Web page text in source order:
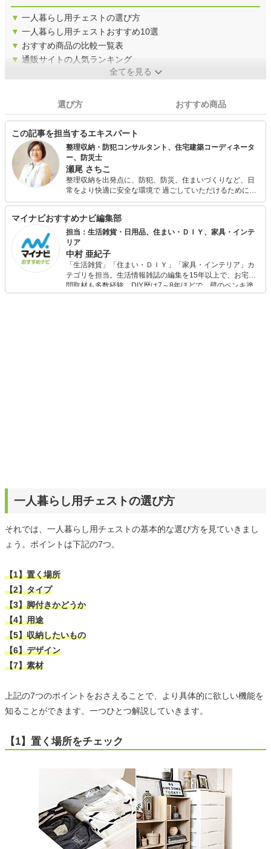
▼ 一人暮らし用チェストの選び方
▼ 一人暮らし用チェストおすすめ10選
▼ おすすめ商品の比較一覧表
▼ 通販サイトの人気ランキング
全てを見る
選び方 おすすめ商品
この記事を担当するエキスパート
整理収納・防犯コンサルタント、住宅建築コーディネータ
ー、防災士
瀬尾 さちこ
整理収納を出発点に、防犯、防災、住まいづくりなど、日
常をより快適に安全な環境で 過ごしていただけるために、
一般家庭から企業までのコンサルティング業務やメディア
治見市のコミュニティエフエムで、ラジオパーソナリティ
としても活動。
マイナビおすすめナビ編集部
担当：生活雑貨・日用品、住まい・ＤＩＹ、家具・インテ
リア
中村 亜紀子
「生活雑貨」「住まい・ＤＩＹ」「家具・インテリア」カ
テゴリを担当。生活情報雑誌の編集を15年以上で、お宅訪
問取材も多数経験。DIY歴は7～8年ほどで、壁のペンキ塗
りや壁紙チェンジなどもチャレンジ済み。初心者でもモノ
一人暮らし用チェストの選び方
それでは、一人暮らし用チェストの基本的な選び方を見ていきまし
ょう。ポイントは下記の7つ。
【1】置く場所
【2】タイプ
【3】脚付きかどうか
【4】用途
【5】収納したいもの
【6】デザイン
【7】素材
上記の7つのポイントをおさえることで、より具体的に欲しい機能を
知ることができます。一つひとつ解説していきます。
【1】置く場所をチェック